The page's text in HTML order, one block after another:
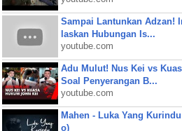
Sampai Lantunkan Adzan!
laskan Hubungan Is...
youtube.com
Adu Mulut! Nus Kei vs
Soal Penyerangan B...
youtube.com
Mahen - Luka Yang
o)